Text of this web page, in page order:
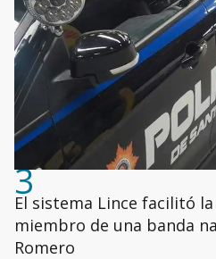
3
El sistema Lince facilitó
miembro de una banda
Romero